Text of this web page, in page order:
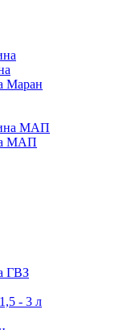
Маран
МАП
МАП
ГВЗ
- 3 л